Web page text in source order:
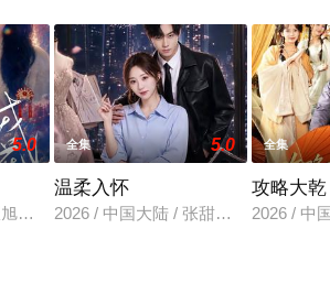
5.0
宇＆李欣然
全集 5.0
温柔入怀
2026 / 中国大陆 / 张甜诚＆张楸梓
全集
攻略大
2026 / 中